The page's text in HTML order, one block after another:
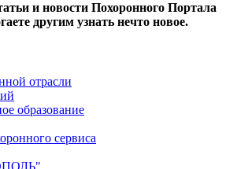
и новости Похоронного Портала
другим узнать нечто новое.
отрасли
образование
сервиса